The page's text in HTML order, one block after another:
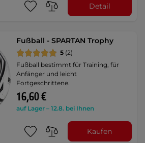
Detail
Fußball - SPARTAN Trophy
5 (2)
Fußball bestimmt für Training, für
Anfänger und leicht
Fortgeschrittene.
16,60 €
auf Lager – 12.8. bei Ihnen
Kaufen